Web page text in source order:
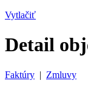
Vytlačiť
Detail
Faktúry | Zmluvy